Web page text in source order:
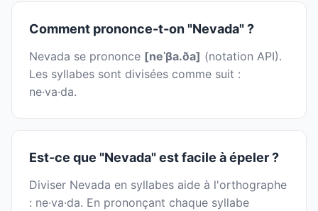
Comment prononce-t-on "Nevada" ?
Nevada se prononce [neˈβa.ða] (notation API).
Les syllabes sont divisées comme suit :
ne·va·da.
Est-ce que "Nevada" est facile à épeler ?
Diviser Nevada en syllabes aide à l'orthographe
: ne·va·da. En prononçant chaque syllabe